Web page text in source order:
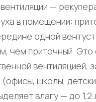
—
в помещении:
одной
чем приточный.
школы,
влагу — до